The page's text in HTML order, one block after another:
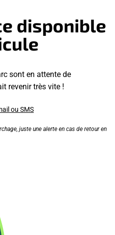
disponible
sont en attente de
revenir très vite !
ou SMS
juste une alerte en cas de retour en